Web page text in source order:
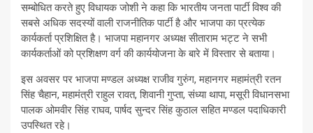
सम्बोधित करते हुए विधायक जोशी ने कहा कि भारतीय जनता पार्टी विश्व की
सबसे अधिक सदस्यों वाली राजनीतिक पार्टी है और भाजपा का प्रत्येक
कार्यकर्ता प्रशिक्षित है। भाजपा महानगर अध्यक्ष सीताराम भट्ट ने सभी
कार्यकर्ताओं को प्रशिक्षण वर्ग की कार्ययोजना के बारे में विस्तार से बताया।
इस अवसर पर भाजपा मण्डल अध्यक्ष राजीव गुरुंग, महानगर महामंत्री रतन
सिंह चैहान, महामंत्री राहुल रावत, शिवानी गुप्ता, संध्या थापा, मसूरी विधानसभा
पालक ओमवीर सिंह राघव, पार्षद सुन्दर सिंह कुठाल सहित मण्डल पदाधिकारी
उपस्थित रहे।